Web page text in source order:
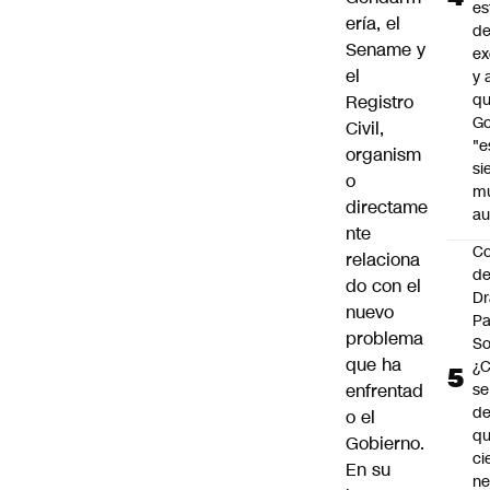
ería, el
Sename y
el
Registro
Civil,
organism
o
directame
nte
relaciona
do con el
nuevo
problema
que ha
enfrentad
o el
Gobierno.
En su
de
y